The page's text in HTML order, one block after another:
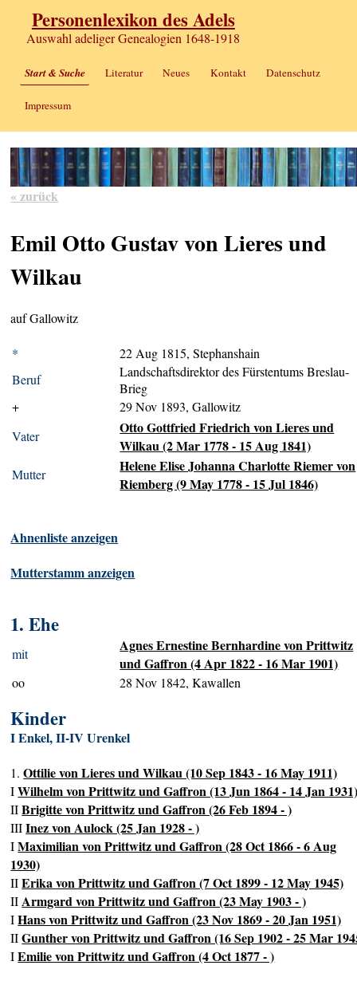
Personenlexikon des Adels
Auswahl adeliger Genealogien 1648-1918
Start & Suche Literatur Neues Kontakt Datenschutz
Impressum
« zurück
Emil Otto Gustav von Lieres und
Wilkau
auf Gallowitz
*
22 Aug 1815, Stephanshain
Beruf
Landschaftsdirektor des Fürstentums Breslau-
Brieg
+
29 Nov 1893, Gallowitz
Vater
Otto Gottfried Friedrich von Lieres und
Wilkau (2 Mar 1778 - 15 Aug 1841)
Mutter
Helene Elise Johanna Charlotte Riemer von
Riemberg (9 May 1778 - 15 Jul 1846)
Ahnenliste anzeigen
Mutterstamm anzeigen
1. Ehe
mit
Agnes Ernestine Bernhardine von Prittwitz
und Gaffron (4 Apr 1822 - 16 Mar 1901)
oo 28 Nov 1842, Kawallen
Kinder
I Enkel, II-IV Urenkel
1.Ottilie von Lieres und Wilkau (10 Sep 1843 - 16 May 1911)
IWilhelm von Prittwitz und Gaffron (13 Jun 1864 - 14 Jan
IIBrigitte von Prittwitz und Gaffron (26 Feb 1894 - )
IIIInez von Aulock (25 Jan 1928 - )
IMaximilian von Prittwitz und Gaffron (28 Oct 1866 - 6 Aug
1930)
IIErika von Prittwitz und Gaffron (7 Oct 1899 - 12 May 1945)
IIArmgard von Prittwitz und Gaffron (23 May 1903 - )
IHans von Prittwitz und Gaffron (23 Nov 1869 - 20 Jan 1951)
IIGunther von Prittwitz und Gaffron (16 Sep 1902 - 25 Mar
IEmilie von Prittwitz und Gaffron (4 Oct 1877 - )